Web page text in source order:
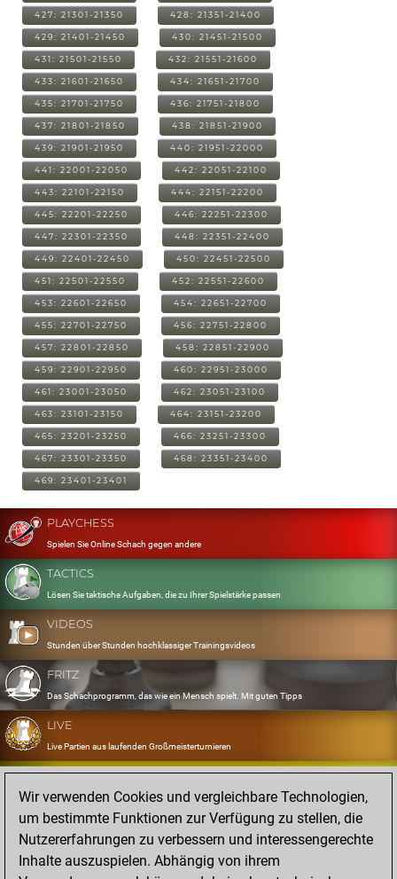
427: 21301-21350 428: 21351-21400
429: 21401-21450 430: 21451-21500
431: 21501-21550 432: 21551-21600
433: 21601-21650 434: 21651-21700
435: 21701-21750 436: 21751-21800
437: 21801-21850 438: 21851-21900
439: 21901-21950 440: 21951-22000
441: 22001-22050 442: 22051-22100
443: 22101-22150 444: 22151-22200
445: 22201-22250 446: 22251-22300
447: 22301-22350 448: 22351-22400
449: 22401-22450 450: 22451-22500
451: 22501-22550 452: 22551-22600
453: 22601-22650 454: 22651-22700
455: 22701-22750 456: 22751-22800
457: 22801-22850 458: 22851-22900
459: 22901-22950 460: 22951-23000
461: 23001-23050 462: 23051-23100
463: 23101-23150 464: 23151-23200
465: 23201-23250 466: 23251-23300
467: 23301-23350 468: 23351-23400
469: 23401-23401
PLAYCHESS
Spielen Sie Online Schach gegen andere
TACTICS
Lösen Sie taktische Aufgaben, die zu Ihrer Spielstärke passen
VIDEOS
Stunden über Stunden hochklassiger Trainingsvideos
FRITZ
Das Schachprogramm, das wie ein Mensch spielt. Mit guten Tipps
LIVE
Live Partien aus laufenden Großmeisterturnieren
OPENINGS
Erfassen und Üben Sie Ihr Eröffnungsrepertoire
DATABASE
Acht Millionen starke Partien
Wir verwenden Cookies und vergleichbare Technologien,
um bestimmte Funktionen zur Verfügung zu stellen, die
Nutzererfahrungen zu verbessern und interessengerechte
Inhalte auszuspielen. Abhängig von ihrem